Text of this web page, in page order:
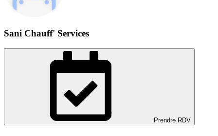
Sani Chauff' Services
Prendre RDV